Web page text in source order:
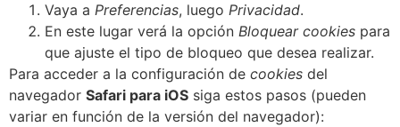
Vaya a Preferencias, luego Privacidad.
En este lugar verá la opción Bloquear cookies para
que ajuste el tipo de bloqueo que desea realizar.
Para acceder a la configuración de cookies del
navegador Safari para iOS siga estos pasos (pueden
variar en función de la versión del navegador):